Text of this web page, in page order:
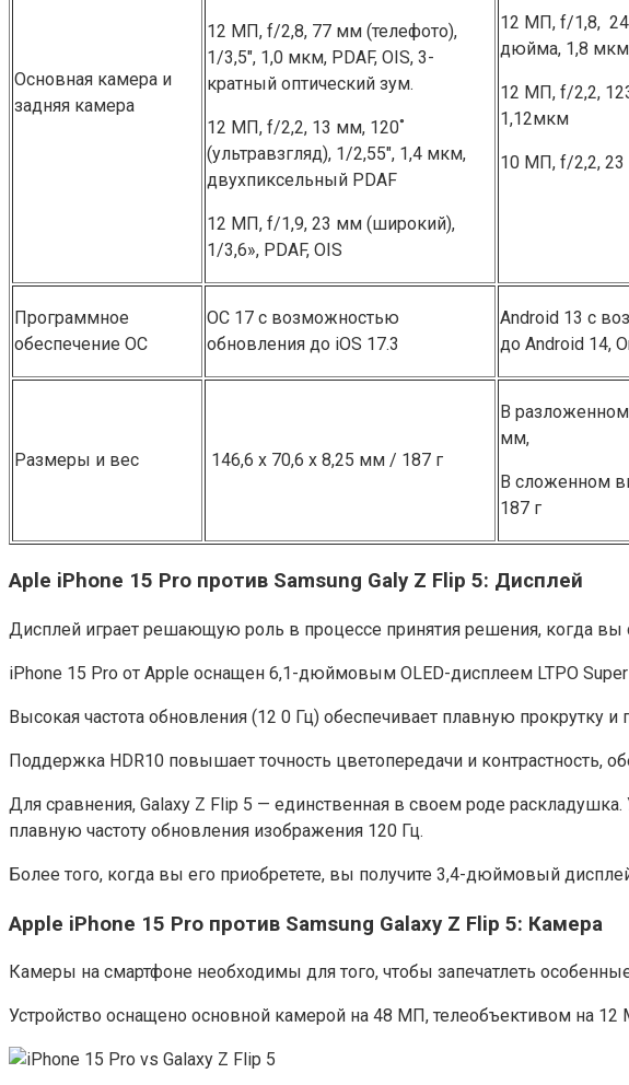
Основная камера и
задняя камера
12 МП, f/2,8, 77 мм (͏те͏ле͏фото),
1/3,5″, 1,0 мкм, PDAF, OIS, 3-
кратный оптический зум.
12 МП, f/2,2, 13 мм͏,͏ 120˚
(͏ультравзгляд), ͏1/2,55″, 1,4 мкм,
двухпиксельный PDAF͏
12 МП, f/1,9, ͏2͏3 мм (широкий),
1/3,6͏»͏,͏ P͏DAF, OI͏S
12 МП, f/1,8,
дюйма, 1,8 мкм,
12 МП, f͏/2,2,
1,12͏мкм͏
10 МП, f/2,2,
Программное
обеспечение ОС
ОС 17 с возможностью
обновления до iOS 17.3
Android 13 с
до Android 14,
Размеры и вес 146,6 х 70,6 х 8,25 мм / 187 г
В
мм,
В сложенном
187 г
A͏ple iPhone͏ 15 Pro против Samsung G͏al͏y ͏Z ͏Flip 5͏: Дисплей
Дисплей играет решающую роль в процессе принятия решения, когда вы
iPhone 15 Pro от Apple оснащен 6,1-дюймовым OLED-дисплеем LTPO
Высокая частота обновления (12 0 Гц) обеспечивает плавную прокрутку
Поддержка HDR10 повышает точность цветопередачи и контрастность,
Для сравнения, G͏alaxy ͏Z ͏Flip 5͏ — единственная в своем роде
плавную частоту обновления изображения 120 Гц.
Более того, когда вы его приобретете, вы получите 3,4-дюймовый
Apple iP͏hone 15 Pro против Samsung G͏alaxy ͏Z ͏Flip 5͏: Камера
Камеры на смартфоне необходимы для того, чтобы запечатлеть
Устройство оснащено основной камерой на 48 МП, телеобъективом на